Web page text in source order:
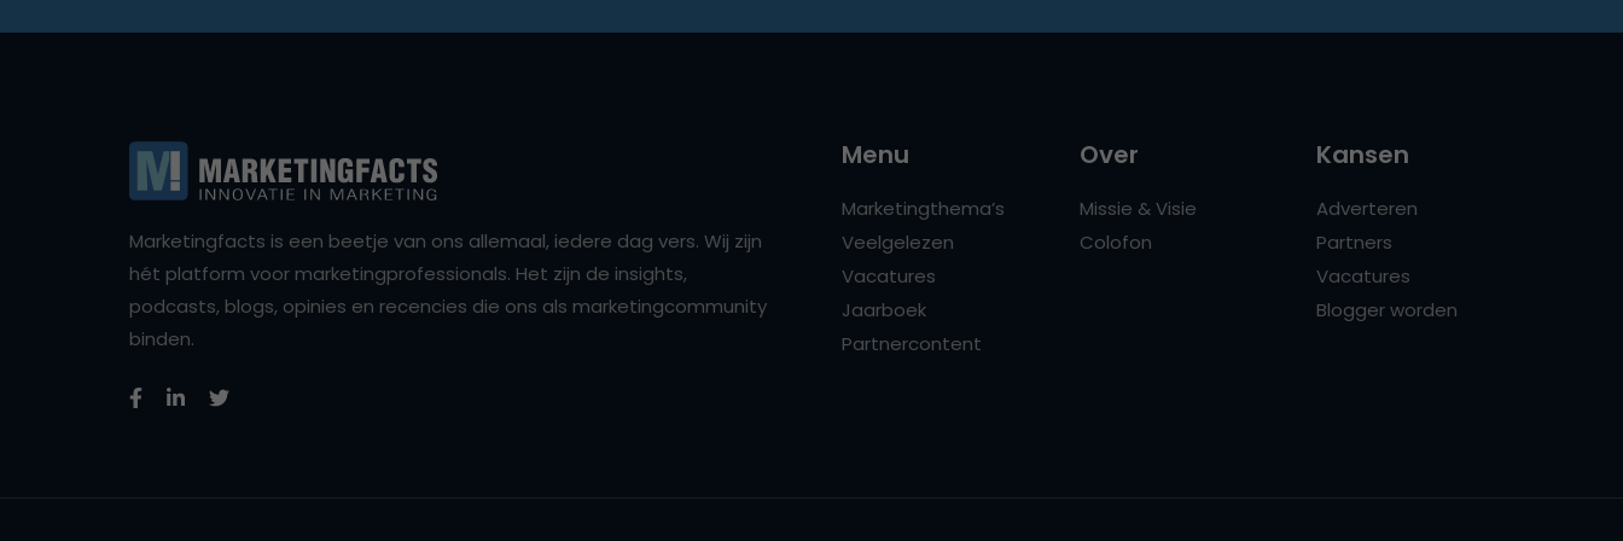
Marketingfacts is een beetje van ons allemaal, iedere dag vers. Wij zijn
hét platform voor marketingprofessionals. Het zijn de insights,
podcasts, blogs, opinies en recencies die ons als marketingcommunity
binden.
Menu
Marketingthema’s
Veelgelezen
Vacatures
Jaarboek
Partnercontent
Over
Missie & Visie
Colofon
Kansen
Adverteren
Partners
Vacatures
Blogger worden